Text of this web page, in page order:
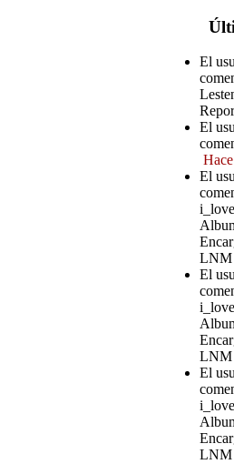
El
El
El
LNM
El
LNM
El
LNM